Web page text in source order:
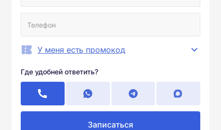
У меня есть промокод
Где удобней ответить?
Записаться